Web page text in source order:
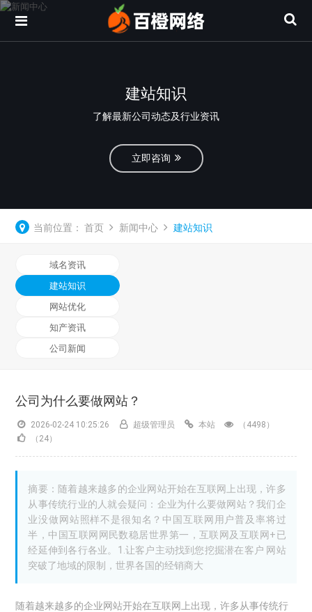
建站知识
了解最新公司动态及行业资讯
立即咨询
当前位置： 首页 新闻中心 建站知识
域名资讯
建站知识
网站优化
知产资讯
公司新闻
公司为什么要做网站？
2026-02-24 10:25:26 超级管理员 本站
（4498）
（24）
摘要：随着越来越多的企业网站开始在互联网上出现，许多
从事传统行业的人就会疑问：企业为什么要做网站？我们企
业没做网站照样不是很知名？中国互联网用户普及率将过
半，中国互联网网民数稳居世界第一，互联网及互联网+已
经延伸到各行各业。1.让客户主动找到您挖掘潜在客户 网站
突破了地域的限制，世界各国的经销商大
随着越来越多的企业网站开始在互联网上出现，许多从事传统行